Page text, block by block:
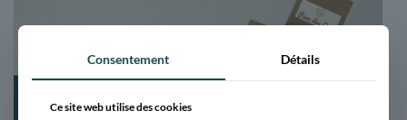
Consentement Détails
Ce site web utilise des cookies